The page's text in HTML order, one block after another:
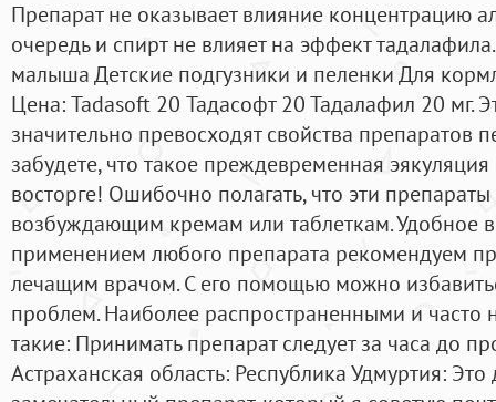
Препарат не оказывает влияние концентрацию
очередь и спирт не влияет на эффект
малыша Детские подгузники и пеленки Для
Цена: Tadasoft 20 Тадасофт 20 Тадалафил 20 мг.
значительно превосходят свойства препаратов
забудете, что такое преждевременная
восторге! Ошибочно полагать, что эти
возбуждающим кремам или таблеткам. Удобное
применением любого препарата рекомендуем
лечащим врачом. С его помощью можно
проблем. Наиболее распространенными и
такие: Принимать препарат следует за часа до
Астраханская область: Республика Удмуртия: Это